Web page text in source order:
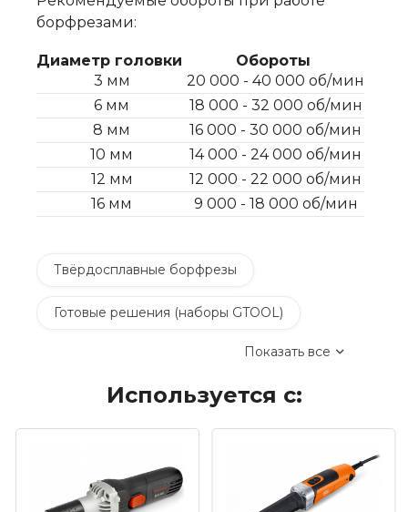
борфрезами:
Диаметр головки
Обороты
3 мм
20 000 - 40 000 об/мин
6 мм
18 000 - 32 000 об/мин
8 мм
16 000 - 30 000 об/мин
10 мм
14 000 - 24 000 об/мин
12 мм
12 000 - 22 000 об/мин
16 мм
9 000 - 18 000 об/мин
Твёрдосплавные борфрезы
Готовые решения (наборы GTOOL)
Сверлильные станки и сверла
Электроинструмент Пневмоинструмент
Насадки для граверов
Показать все
Используется с: